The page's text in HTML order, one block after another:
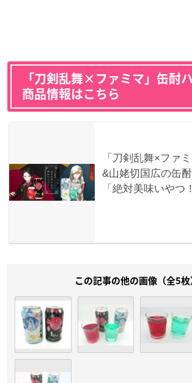
「刀剣乱舞×ファミマ」缶酎
商品情報はこちら
この記事の他の画像（全5枚